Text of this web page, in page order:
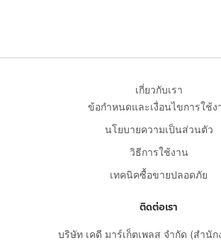
เกี่ยวกับเรา
ข้อกำหนดและเงื่อนไขการใช้ง
นโยบายความเป็นส่วนตัว
วิธีการใช้งาน
เทคนิคซื้อขายปลอดภัย
ติดต่อเรา
บริษัท เคดี มาร์เก็ตเพลส จำกัด (สำนั